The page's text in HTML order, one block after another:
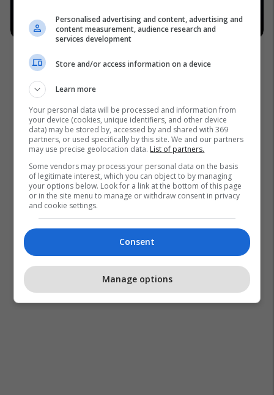
Personalised advertising and content, advertising and
content measurement, audience research and
services development
Store and/or access information on a device
Learn more
Your personal data will be processed and information from
your device (cookies, unique identifiers, and other device
data) may be stored by, accessed by and shared with 369
partners, or used specifically by this site. We and our partners
may use precise geolocation data. List of partners.
Some vendors may process your personal data on the basis
of legitimate interest, which you can object to by managing
your options below. Look for a link at the bottom of this page
or in the site menu to manage or withdraw consent in privacy
and cookie settings.
Consent
Manage options